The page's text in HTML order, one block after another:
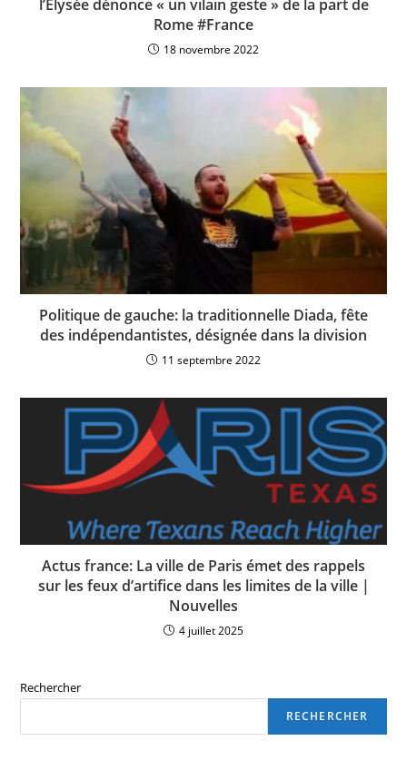
l’Élysée dénonce « un vilain geste » de la part de
Rome #France
18 novembre 2022
Politique de gauche: la traditionnelle Diada, fête
des indépendantistes, désignée dans la division
11 septembre 2022
Actus france: La ville de Paris émet des rappels
sur les feux d’artifice dans les limites de la ville |
Nouvelles
4 juillet 2025
Rechercher
RECHERCHER